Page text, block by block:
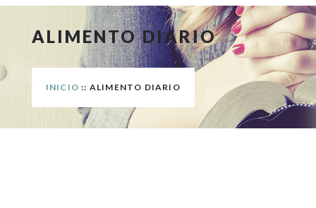
ALIMENTO DIARIO
INICIO :: ALIMENTO DIARIO